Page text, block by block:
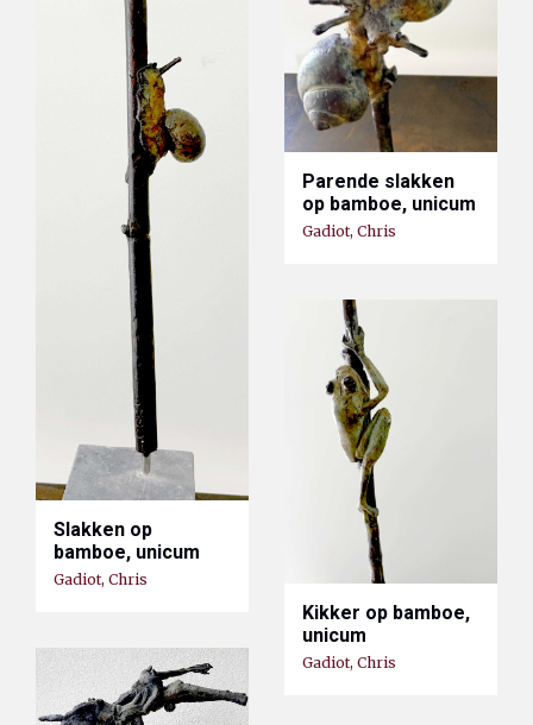
Slakken op
bamboe, unicum
Gadiot, Chris
Parende slakken
op bamboe, unicum
Gadiot, Chris
Kikker op bamboe,
unicum
Gadiot, Chris